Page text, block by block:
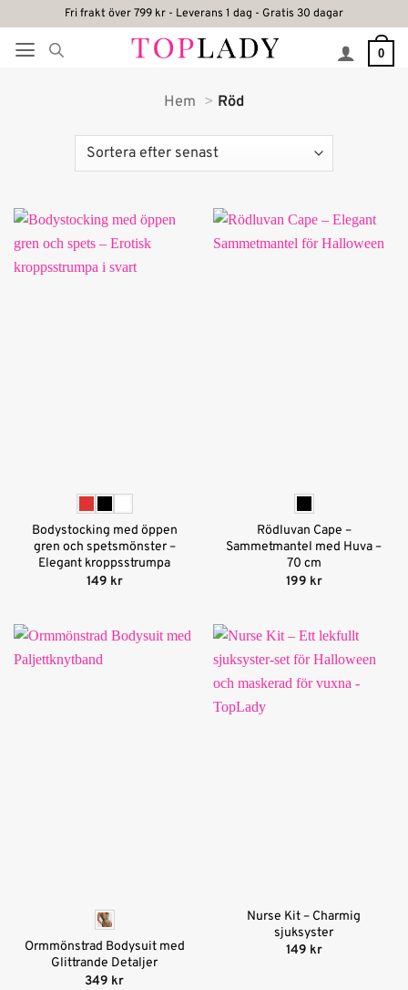
content
Fri frakt över 799 kr - Leverans 1 dag - Gratis 30 dagar
0
Hem Röd
Bodystocking med öppen
gren och spetsmönster –
Elegant kroppsstrumpa
149 kr
Rödluvan Cape –
Sammetmantel med Huva –
70 cm
199 kr
Ormmönstrad Bodysuit med
Glittrande Detaljer
349 kr
Nurse Kit – Charmig
sjuksyster
149 kr